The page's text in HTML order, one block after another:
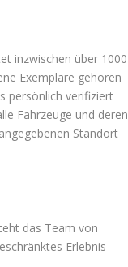
inzwischen über 1000
Exemplare gehören
persönlich verifiziert
Fahrzeuge und deren
Standort
das Team von
Erlebnis